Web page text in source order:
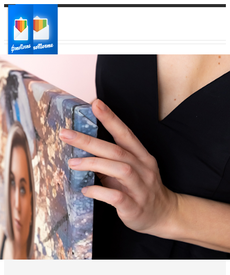
Ваш город:
Ваш регион доставки
Выберите из списка: